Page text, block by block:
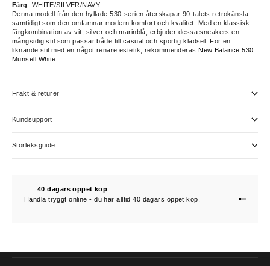
Färg : WHITE/SILVER/NAVY
Denna modell från den hyllade 530-serien återskapar 90-talets retrokänsla
samtidigt som den omfamnar modern komfort och kvalitet. Med en klassisk
färgkombination av vit, silver och marinblå, erbjuder dessa sneakers en
mångsidig stil som passar både till casual och sportig klädsel. För en
liknande stil med en något renare estetik, rekommenderasNew Balance 530
Munsell White
Frakt & returer
Kundsupport
Storleksguide
40 dagars öppet köp
Handla tryggt online - du har alltid 40 dagars öppet köp.
Gå till 1
Gå till 2
Gå till 3